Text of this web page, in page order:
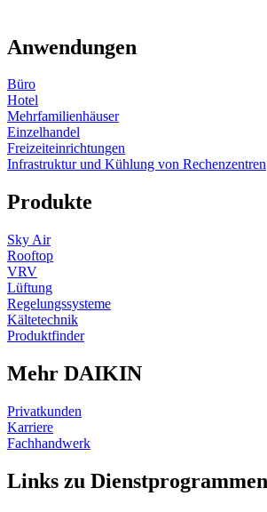
Anwendungen
Büro
Hotel
Mehrfamilienhäuser
Einzelhandel
Freizeiteinrichtungen
Infrastruktur und Kühlung von Rechenzentren
Produkte
Sky Air
Rooftop
VRV
Lüftung
Regelungssysteme
Kältetechnik
Produktfinder
Mehr DAIKIN
Privatkunden
Karriere
Fachhandwerk
Links zu Dienstprogrammen